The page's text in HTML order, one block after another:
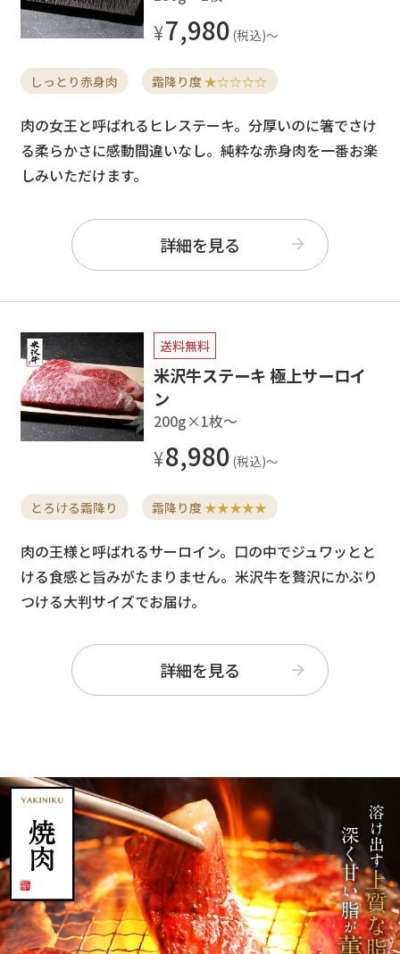
7,980
しっとり赤身肉 霜降り度 ★☆☆☆☆
肉の女王と呼ばれるヒレステーキ。分厚いのに箸でさけ
る柔らかさに感動間違いなし。純粋な赤身肉を一番お楽
しみいただけます。
詳細を見る
送料無料
米沢牛ステーキ 極上サーロイ
ン
200g×1枚〜
8,980
とろける霜降り 霜降り度 ★★★★★
肉の王様と呼ばれるサーロイン。口の中でジュワッとと
ける食感と旨みがたまりません。米沢牛を贅沢にかぶり
つける大判サイズでお届け。
詳細を見る